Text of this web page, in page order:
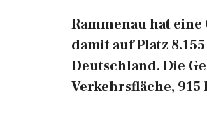
Rammenau hat
damit auf Platz
Deutschland. Die
Verkehrsfläche, 915